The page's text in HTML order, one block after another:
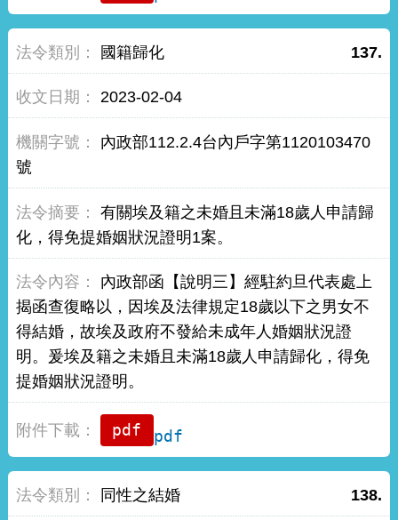
137.
國籍歸化
2023-02-04
內政部112.2.4台內戶字第1120103470
號
有關埃及籍之未婚且未滿18歲人申請歸
化，得免提婚姻狀況證明1案。
內政部函【說明三】經駐約旦代表處上
揭函查復略以，因埃及法律規定18歲以下之男女不
得結婚，故埃及政府不發給未成年人婚姻狀況證
明。爰埃及籍之未婚且未滿18歲人申請歸化，得免
提婚姻狀況證明。
pdf
138.
同性之結婚